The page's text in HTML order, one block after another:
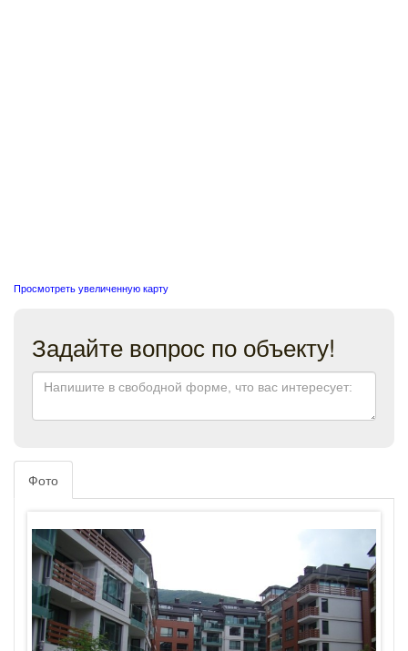
Просмотреть увеличенную карту
Задайте вопрос по объекту!
Фото